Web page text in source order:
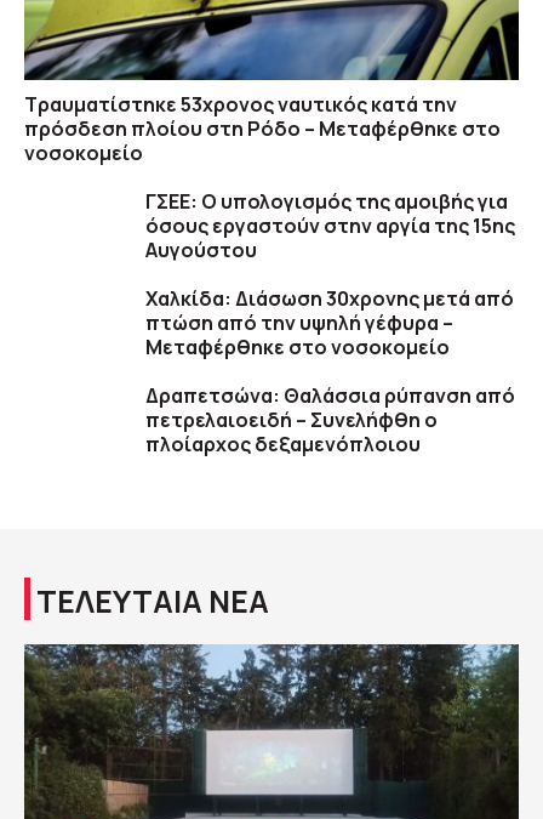
Τραυματίστηκε 53χρονος ναυτικός κατά την
πρόσδεση πλοίου στη Ρόδο – Μεταφέρθηκε στο
νοσοκομείο
ΓΣΕΕ: Ο υπολογισμός της αμοιβής για
όσους εργαστούν στην αργία της 15ης
Αυγούστου
Χαλκίδα: Διάσωση 30χρονης μετά από
πτώση από την υψηλή γέφυρα –
Μεταφέρθηκε στο νοσοκομείο
Δραπετσώνα: Θαλάσσια ρύπανση από
πετρελαιοειδή – Συνελήφθη ο
πλοίαρχος δεξαμενόπλοιου
ΤΕΛΕΥΤΑΙΑ ΝΕΑ